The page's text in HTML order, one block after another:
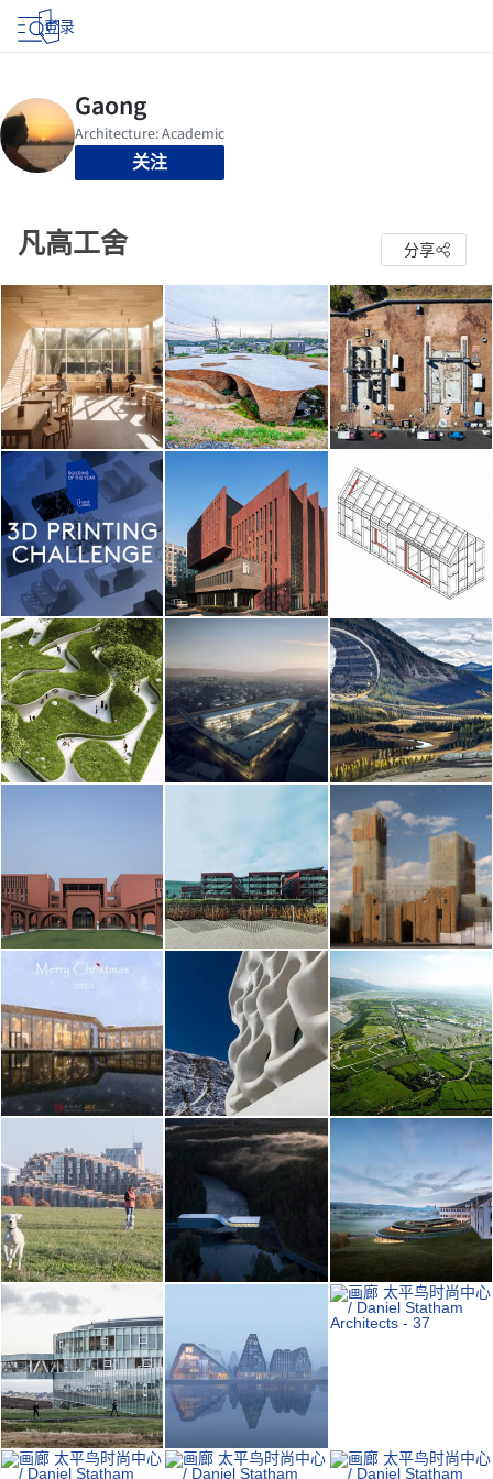
登录
关注
凡高工舍 分享